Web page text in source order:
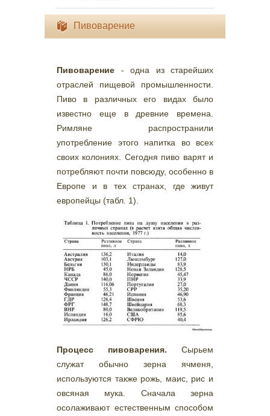
Пивоварение
Пивоварение - одна из старейших
отраслей пищевой промышленности.
Пиво в различных его видах было
известно еще в древние времена.
Римляне распространили
употребление этого напитка во всех
своих колониях. Сегодня пиво варят и
потребляют почти повсюду, особенно в
Европе и в тех странах, где живут
европейцы (табл. 1).
Процесс пивоварения. Сырьем
служат обычно зерна ячменя,
используются также рожь, маис, рис и
овсяная мука. Сначала зерна
осолаживают естественным способом